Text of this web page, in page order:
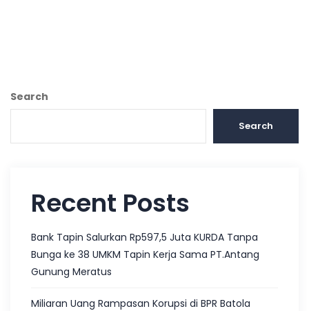
Search
Search
Recent Posts
Bank Tapin Salurkan Rp597,5 Juta KURDA Tanpa
Bunga ke 38 UMKM Tapin Kerja Sama PT.Antang
Gunung Meratus
Miliaran Uang Rampasan Korupsi di BPR Batola